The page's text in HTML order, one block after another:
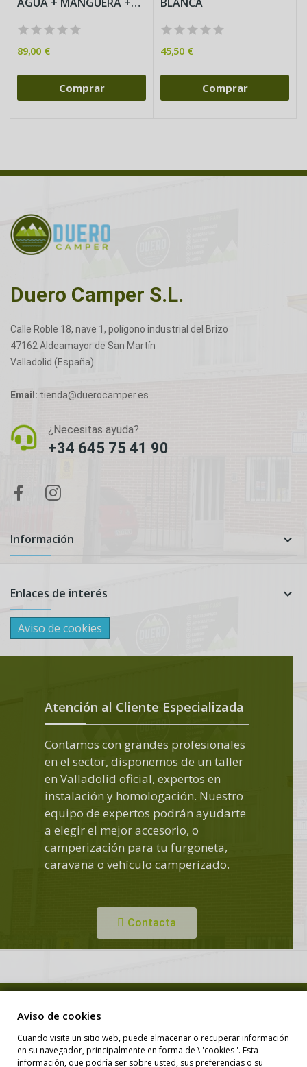
89,00 €
Comprar
45,50 €
Comprar
Duero Camper S.L.
Calle Roble 18, nave 1, polígono industrial del Brizo
47162 Aldeamayor de San Martín
Valladolid (España)
Email: tienda@duerocamper.es
¿Necesitas ayuda?
+34 645 75 41 90
Información 
Enlaces de interés 
Aviso de cookies
Atención al Cliente Especializada
Contamos con grandes profesionales
en el sector, disponemos de un taller
en Valladolid oficial, expertos en
instalación y homologación. Nuestro
equipo de expertos podrán ayudarte
a elegir el mejor accesorio, o
camperización para tu furgoneta,
caravana o vehículo camperizado.
Contacta
Diseño Web
Aviso de cookies
Cuando visita un sitio web, puede almacenar o recuperar información
en su navegador, principalmente en forma de \ 'cookies '. Esta
información, que podría ser sobre usted, sus preferencias o su